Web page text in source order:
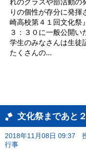
れのクラスや部活動の
りの個性が存分に発揮
崎高校第４１回文化祭
３：３０に一般公開い
学生のみなさんは生徒
たくさんの...
文化祭まであと
2018年11月08日 09:37
行事